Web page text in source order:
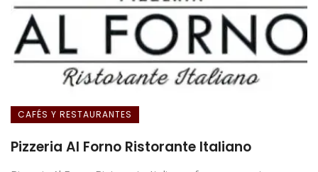
CAFÉS Y RESTAURANTES
Pizzeria Al Forno Ristorante Italiano